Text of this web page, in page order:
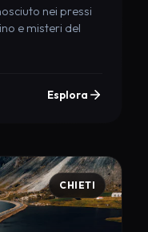
nei pressi
e misteri del
Esplora
CHIETI